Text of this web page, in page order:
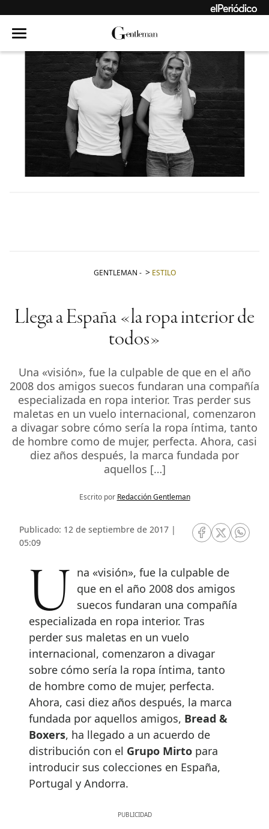
GENTLEMAN - ESTILO
Llega a España «la ropa interior de
todos»
Una «visión», fue la culpable de que en el año
2008 dos amigos suecos fundaran una compañía
especializada en ropa interior. Tras perder sus
maletas en un vuelo internacional, comenzaron
a divagar sobre cómo sería la ropa íntima, tanto
de hombre como de mujer, perfecta. Ahora, casi
diez años después, la marca fundada por
aquellos […]
Escrito por Redacción Gentleman
Publicado: 12 de septiembre de 2017 |
05:09
RRSS Facebook
RRSSRRSS
Una «visión», fue la culpable de
que en el año 2008 dos amigos
suecos fundaran una compañía
especializada en ropa interior. Tras
perder sus maletas en un vuelo
internacional, comenzaron a divagar
sobre cómo sería la ropa íntima, tanto
de hombre como de mujer, perfecta.
Ahora, casi diez años después, la marca
fundada por aquellos amigos, Bread &
Boxers, ha llegado a un acuerdo de
distribución con el Grupo Mirto para
introducir sus colecciones en España,
Portugal y Andorra.